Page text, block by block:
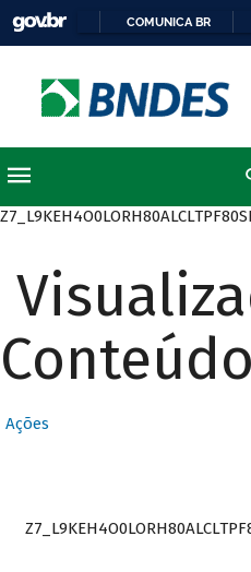
COMUNICA BR
Ações